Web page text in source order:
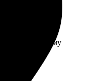
по указанному
деталей.